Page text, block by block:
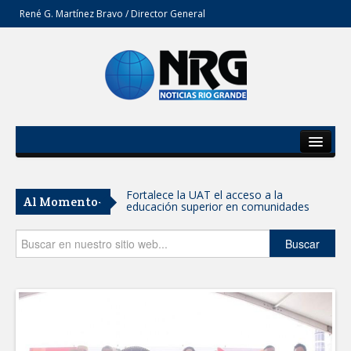
René G. Martínez Bravo / Director General
Del Estado
Secciones
Opinión
Al Momento- Fortalece la UAT el acceso a la
educación superior en comunidades
REFUERZA BIENESTAR ANIMAL
LABORES DE ATENCIÓN PARA REDUCIR
Lleva gobierno de Reynosa programa
"Acción y Conciencia" a colonia
CUMPLE A FAMILIAS DEL PONIENTE:
Buscar